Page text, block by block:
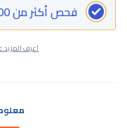
فحص أكثر من 200 نقطة
اعرف المزيد